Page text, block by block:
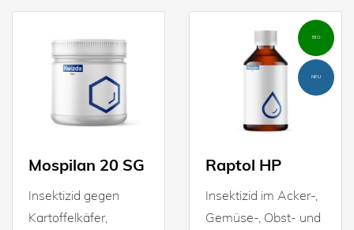
Mospilan 20 SG
Insektizid gegen
Kartoffelkäfer,
BIO
NEU
Raptol HP
Insektizid im Acker-,
Gemüse-, Obst- und